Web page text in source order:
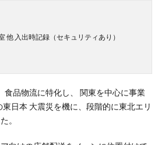
他 入出時記録（セキュリティあり）
食品物流に特化し、 関東を中心に事業
日本 大震災を機に、段階的に東北エリ
。